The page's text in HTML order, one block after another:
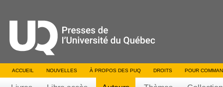
ACCUEIL NOUVELLES À PROPOS DES PUQ DROITS POUR